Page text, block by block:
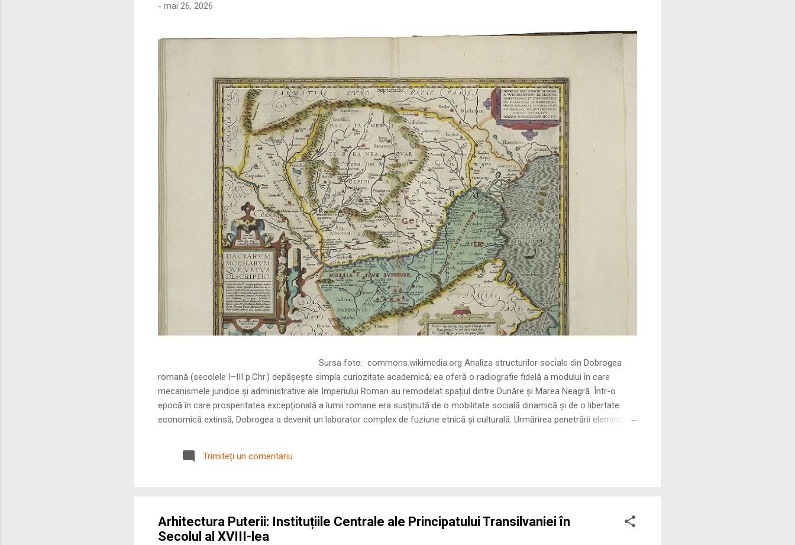
- mai 26, 2026
Sursa foto: commons.wikimedia.org Analiza structurilor sociale din Dobrogea
romană (secolele I–III p.Chr.) depășește simpla curiozitate academică; ea oferă o radiografie fidelă a modului în care
mecanismele juridice și administrative ale Imperiului Roman au remodelat spațiul dintre Dunăre și Marea Neagră. Într-o
epocă în care prosperitatea excepțională a lumii romane era susținută de o mobilitate socială dinamică și de o libertate
economică extinsă, Dobrogea a devenit un laborator complex de fuziune etnică și culturală. Urmărirea penetrării elementului
precizie profunzimea și ritmul procesului de rom...
Trimiteți un comentariu
Arhitectura Puterii: Instituțiile Centrale ale Principatului Transilvaniei în
Secolul al XVIII-lea